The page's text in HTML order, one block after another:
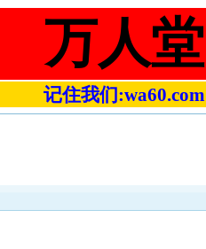
万人堂
记住我们:wa60.com